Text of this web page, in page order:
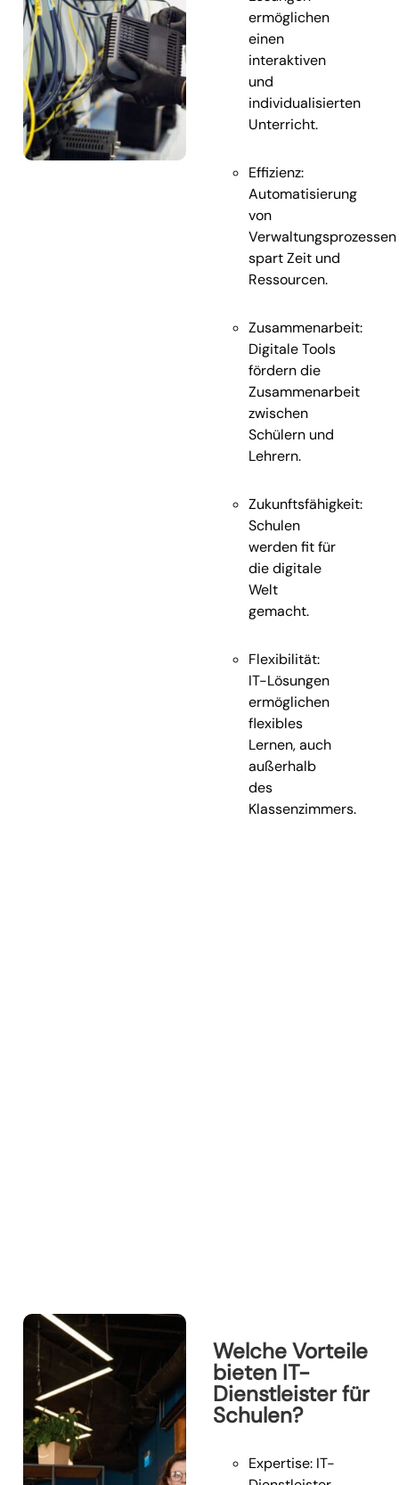
ermöglichen
einen
interaktiven
und
individualisierten
Unterricht.
Effizienz:
Automatisierung
von
Verwaltungsprozessen
spart Zeit und
Ressourcen.
Zusammenarbeit:
Digitale Tools
fördern die
Zusammenarbeit
zwischen
Schülern und
Lehrern.
Zukunftsfähigkeit:
Schulen
werden fit für
die digitale
Welt
gemacht.
Flexibilität:
IT-Lösungen
ermöglichen
flexibles
Lernen, auch
außerhalb
des
Klassenzimmers.
Welche Vorteile
bieten IT-
Dienstleister für
Schulen?
Expertise: IT-